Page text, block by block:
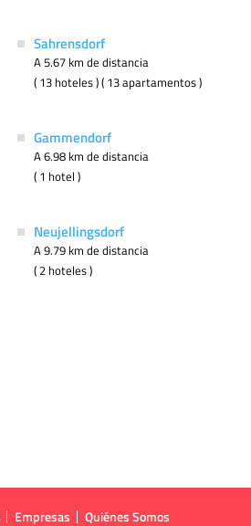
Sahrensdorf
A 5.67 km de distancia
( 13 hoteles ) ( 13 apartamentos )
Gammendorf
A 6.98 km de distancia
( 1 hotel )
Neujellingsdorf
A 9.79 km de distancia
( 2 hoteles )
Empresas Quiénes Somos